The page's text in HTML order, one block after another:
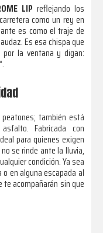
LIP reflejando los
como un rey en
es como el traje de
Es esa chispa que
la ventana y digan:
también está
Fabricada con
para quienes exigen
se rinde ante la lluvia,
condición. Ya sea
en alguna escapada al
acompañarán sin que